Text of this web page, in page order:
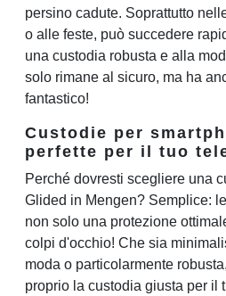
persino cadute. Soprattutto
o alle feste, può succedere
una custodia robusta e alla
solo rimane al sicuro, ma ha
fantastico!
Custodie per
perfette per il tuo
Perché dovresti scegliere una
Glided in Mengen? Semplice:
non solo una protezione
colpi d'occhio! Che sia
moda o particolarmente
proprio la custodia giusta per il